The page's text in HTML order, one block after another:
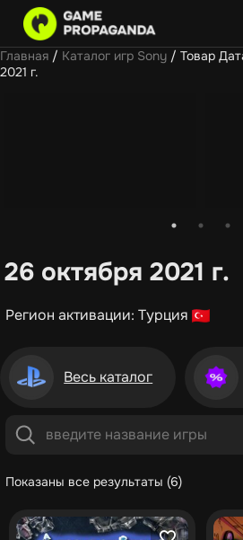
Главная / Каталог игр Sony / Товар
2021 г.
26 октября 2021 г.
Регион активации: Турция
Весь каталог
Показаны все результаты (6)